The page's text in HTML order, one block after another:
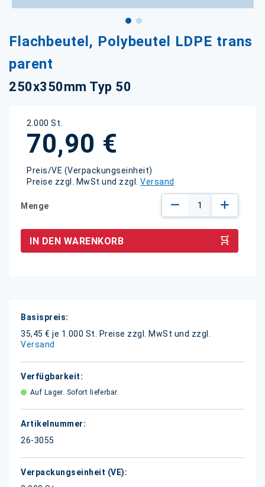
Flachbeutel, Polybeutel LDPE trans
parent
250x350mm Typ 50
2.000 St.
70,90 €
Preis/VE (Verpackungseinheit)
Preise zzgl. MwSt und zzgl. Versand
Menge
IN DEN WARENKORB
Weitere
Informationen
35,45 € je 1.000 St.
Preise zzgl. MwSt und zzgl.
Versand
Auf Lager. Sofort lieferbar.
26-3055
Zum
Anfang
Bildgalerie
springen